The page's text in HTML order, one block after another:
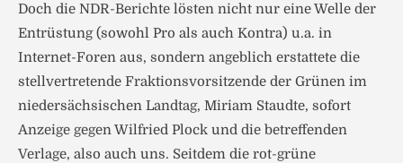
Doch die NDR-Berichte lösten nicht nur eine Welle der
Entrüstung (sowohl Pro als auch Kontra) u.a. in
Internet-Foren aus, sondern angeblich erstattete die
stellvertretende Fraktionsvorsitzende der Grünen im
niedersächsischen Landtag, Miriam Staudte, sofort
Anzeige gegen Wilfried Plock und die betreffenden
Verlage, also auch uns. Seitdem die rot-grüne